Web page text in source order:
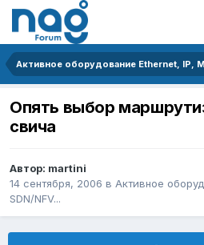
Опять выбор
свича
Автор: martini
14 сентября, 2006 в Активное
SDN/NFV...